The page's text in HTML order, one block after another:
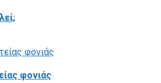
φονιάς